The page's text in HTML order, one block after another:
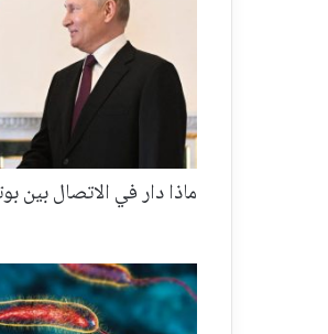
ماذا دار في الاتصال بين